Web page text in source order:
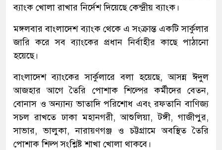
ব্যাংক খোলা রাখার নির্দেশ দিয়েছে কেন্দ্রীয় ব্যাংক।
মঙ্গলবার বাংলাদেশ ব্যাংক থেকে এ সংক্রান্ত একটি সার্কুলার
জারি করে সব ব্যাংকের প্রধান নির্বাহীর কাছে পাঠানো
হয়েছে।
বাংলাদেশ ব্যাংকের সার্কুলারে বলা হয়েছে, আসন্ন ঈদুল
আজহার আগে তৈরি পোশাক শিল্পের কর্মীদের বেতন,
বোনাস ও অন্যান্য ভাতাদি পরিশোধ এবং রফতানি বাণিজ্য
সচল রাখতে ঢাকা মহানগরী, আশুলিয়া, টঙ্গী, গাজীপুর,
সাভার, ভালুকা, নারায়ণগঞ্জ ও চট্টগ্রামে অবস্থিত তৈরি
পোশাক শিল্প সংশ্লিষ্ট শাখা খোলা থাকবে।